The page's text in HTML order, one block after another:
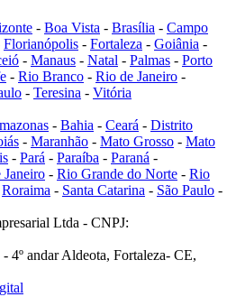
- Boa Vista - Brasília - Campo
Florianópolis - Fortaleza - Goiânia -
- Manaus - Natal - Palmas - Porto
- Rio Branco - Rio de Janeiro -
- Teresina - Vitória
- Bahia - Ceará - Distrito
- Maranhão - Mato Grosso - Mato
- Pará - Paraíba - Paraná -
Janeiro - Rio Grande do Norte - Rio
Roraima - Santa Catarina - São Paulo -
Ltda - CNPJ:
4º andar Aldeota, Fortaleza- CE,